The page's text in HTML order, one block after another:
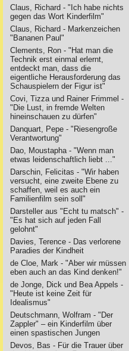
Claus, Richard - "Ich habe nichts
gegen das Wort Kinderfilm"
Claus, Richard - Markenzeichen
"Bananen Paul"
Clements, Ron - "Hat man die
Technik erst einmal erlernt,
entdeckt man, dass die
eigentliche Herausforderung das
Schauspielern der Figur ist"
Covi, Tizza und Rainer Frimmel -
"Die Lust, in fremde Welten
hineinschauen zu dürfen"
Danquart, Pepe - "Riesengroße
Verantwortung"
Dao, Moustapha - "Wenn man
etwas leidenschaftlich liebt ..."
Darschin, Felicitas - "Wir haben
versucht, eine zweite Ebene zu
schaffen, weil es auch ein
Familienfilm sein soll"
Darsteller aus "Echt tu matsch" -
"Es hat sich auf jeden Fall
gelohnt"
Davies, Terence - Das verlorene
Paradies der Kindheit
de Cloe, Mark - "Aber wir müssen
eben auch an das Kind denken!"
de Jonge, Dick und Bea Appels -
"Heute ist keine Zeit für
Idealismus"
Deutschmann, Wolfram - "Der
Zappler" – ein Kinderfilm über
einen spastischen Jungen
Devos, Bas - Für die Trauer über